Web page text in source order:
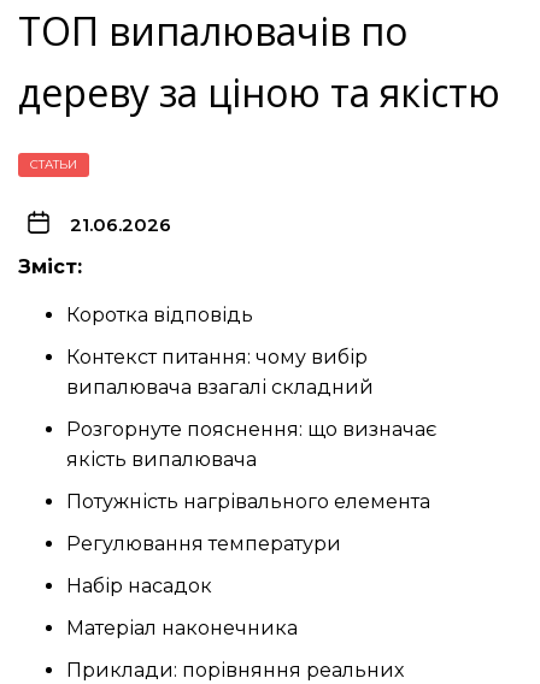
ТОП випалювачів по
дереву за ціною та якістю
СТАТЬИ
21.06.2026
Зміст:
Коротка відповідь
Контекст питання: чому вибір
випалювача взагалі складний
Розгорнуте пояснення: що визначає
якість випалювача
Потужність нагрівального елемента
Регулювання температури
Набір насадок
Матеріал наконечника
Приклади: порівняння реальних